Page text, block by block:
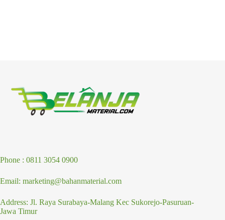
Phone : 0811 3054 0900
Email: marketing@bahanmaterial.com
Address: Jl. Raya Surabaya-Malang Kec Sukorejo-Pasuruan-
Jawa Timur